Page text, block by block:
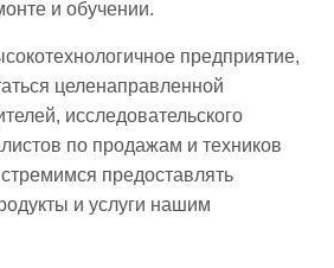
и обучении.
предприятие,
целенаправленной
исследовательского
по продажам и техников
предоставлять
и услуги нашим